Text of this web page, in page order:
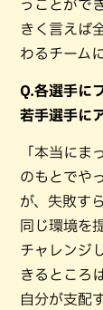
うことがで
きく言えば
わるチーム
Q.各選手に
若手選手に
「本当に
のもとでや
が、失敗す
同じ環境を
チャレンジ
きるところ
自分が支配